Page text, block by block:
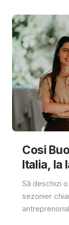
Cosi
Italia, la
Să deschizi
sezonier